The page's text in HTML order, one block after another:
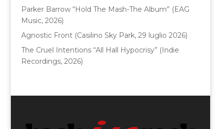
Parker Barrow “Hold The Mash-The Album” (EAG
Music, 2026)
Agnostic Front (Casilino Sky Park, 29 luglio 2026)
The Cruel Intentions “All Hall Hypocrisy” (Indie
Recordings, 2026)